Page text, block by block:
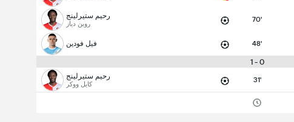
70' رحيم ستيرلينج
روبن دياز
48' فيل فودين
0 - 1
31' رحيم ستيرلينج
كايل ووكر